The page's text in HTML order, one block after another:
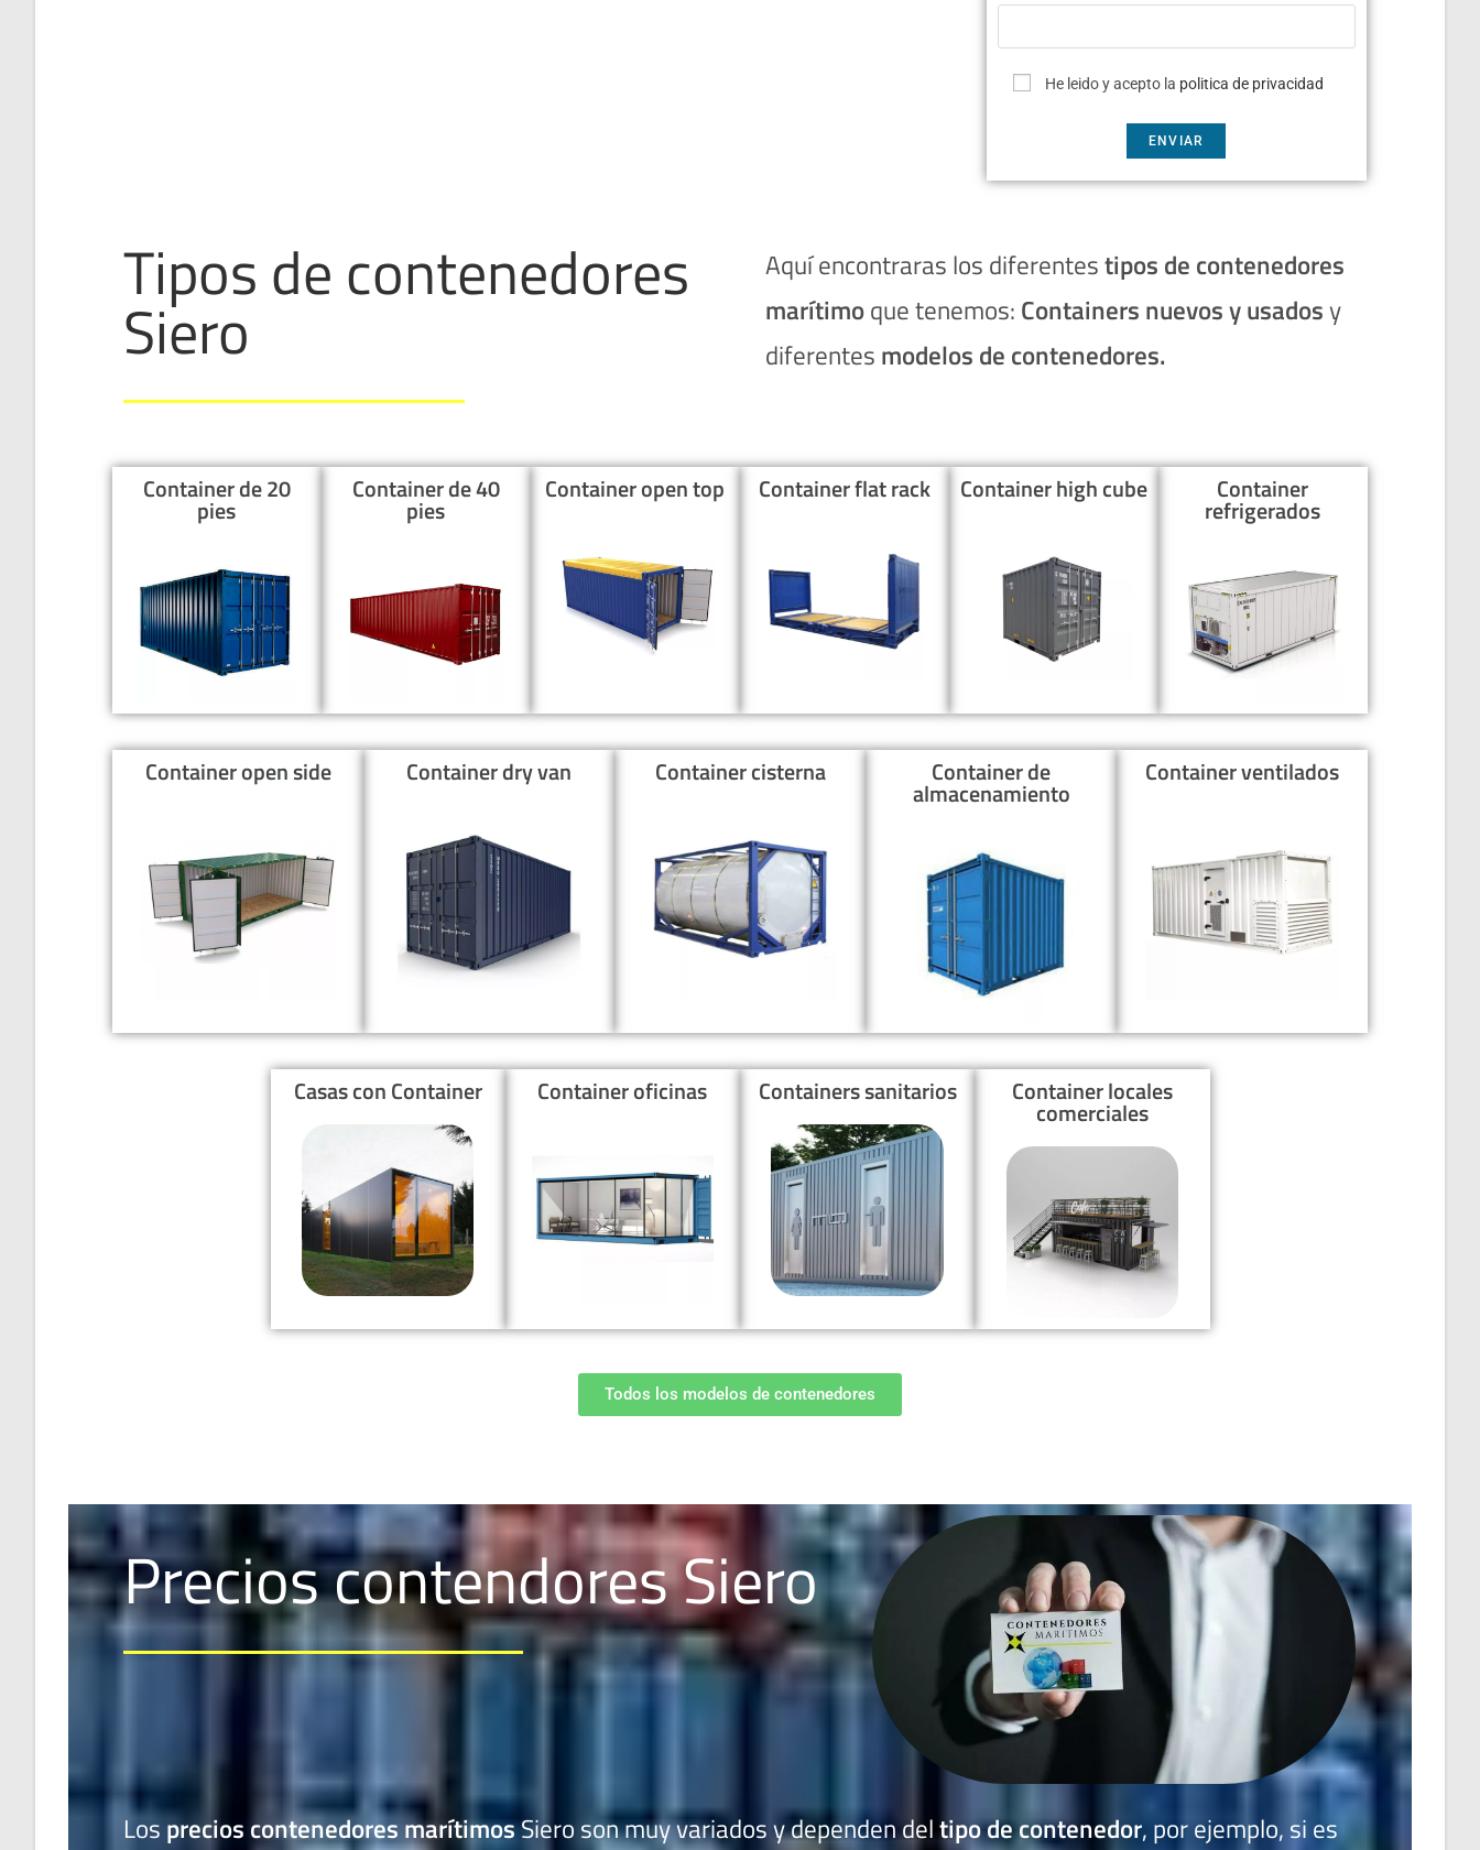
He leido y acepto la politica de privacidad
Tipos de contenedores
Siero
Aquí encontraras los diferentestipos de contenedores
marítimoque tenemos: Containers nuevos y usadosy
diferentes modelos de contenedores.
Container de 20
pies
Container de 40
pies
Container open top Container flat rack Container high cube Container
refrigerados
Container open side Container dry van Container cisterna Container de
almacenamiento
Container ventilados
Casas con Container Container oficinas Containers sanitarios Container locales
comerciales
Todos los modelos de contenedores
Precios contendores Siero
Los precios contenedores marítimosSiero son muy variados y dependen deltipo de contenedor, por ejemplo, si es